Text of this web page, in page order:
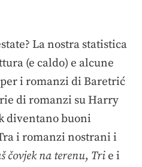
La nostra statistica
(e caldo) e alcune
i romanzi di Baretrić
di romanzi su Harry
diventano buoni
i romanzi nostrani i
čovjek na terenu, Trie i